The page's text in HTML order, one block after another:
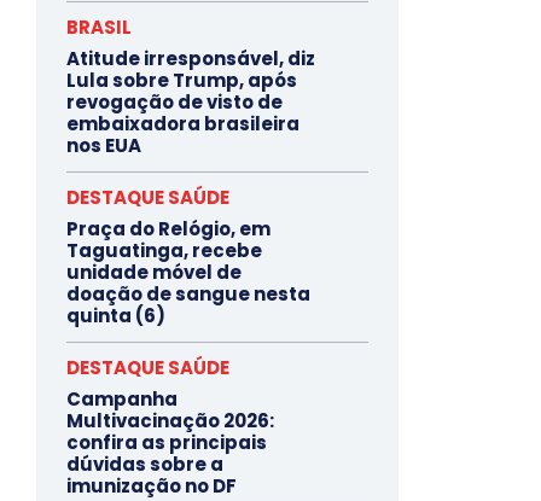
BRASIL
Atitude irresponsável, diz
Lula sobre Trump, após
revogação de visto de
embaixadora brasileira
nos EUA
DESTAQUE SAÚDE
Praça do Relógio, em
Taguatinga, recebe
unidade móvel de
doação de sangue nesta
quinta (6)
DESTAQUE SAÚDE
Campanha
Multivacinação 2026:
confira as principais
dúvidas sobre a
imunização no DF